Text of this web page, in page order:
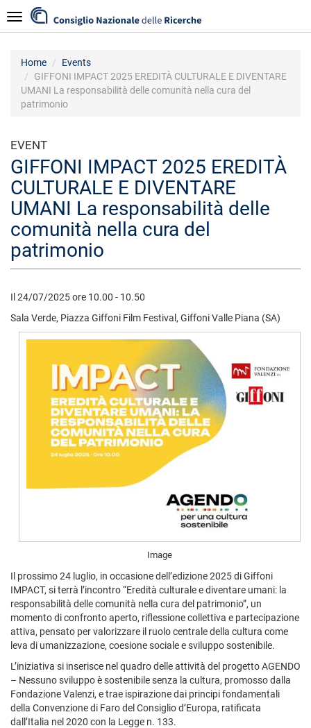
to
main
Navigazione
Home
Events
GIFFONI IMPACT 2025 EREDITÀ CULTURALE E DIVENTARE
UMANI La responsabilità delle comunità nella cura del
patrimonio
EVENT
GIFFONI IMPACT 2025 EREDITÀ
CULTURALE E DIVENTARE
UMANI La responsabilità delle
comunità nella cura del
patrimonio
Il 24/07/2025 ore 10.00 - 10.50
Sala Verde, Piazza Giffoni Film Festival, Giffoni Valle Piana (SA)
Image
Il prossimo 24 luglio, in occasione dell’edizione 2025 di Giffoni
IMPACT, si terrà l’incontro “Eredità culturale e diventare umani: la
responsabilità delle comunità nella cura del patrimonio”, un
momento di confronto aperto, riflessione collettiva e partecipazione
attiva, pensato per valorizzare il ruolo centrale della cultura come
leva di umanizzazione, coesione sociale e sviluppo sostenibile.
L’iniziativa si inserisce nel quadro delle attività del progetto AGENDO
– Nessuno sviluppo è sostenibile senza la cultura, promosso dalla
Fondazione Valenzi, e trae ispirazione dai principi fondamentali
della Convenzione di Faro del Consiglio d’Europa, ratificata
dall’Italia nel 2020 con la Legge n. 133.